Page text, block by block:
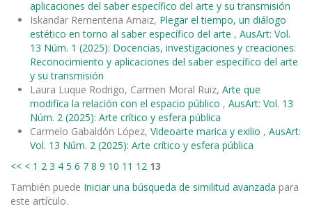
aplicaciones del saber específico del arte y su transmisión
Iskandar Rementeria Arnaiz, Plegar el tiempo, un diálogo
estético en torno al saber específico del arte , AusArt: Vol.
13 Núm. 1 (2025): Docencias, investigaciones y creaciones:
Reconocimiento y aplicaciones del saber específico del arte
y su transmisión
Laura Luque Rodrigo, Carmen Moral Ruiz, Arte que
modifica la relación con el espacio público , AusArt: Vol. 13
Núm. 2 (2025): Arte crítico y esfera pública
Carmelo Gabaldón López, Videoarte marica y exilio , AusArt:
Vol. 13 Núm. 2 (2025): Arte crítico y esfera pública
<< < 1 2 3 4 5 6 7 8 9 10 11 12 13
También puede Iniciar una búsqueda de similitud avanzada para
este artículo.